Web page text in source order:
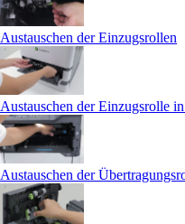
Austauschen der Einzugsrollen
Austauschen der Einzugsrolle
Austauschen der